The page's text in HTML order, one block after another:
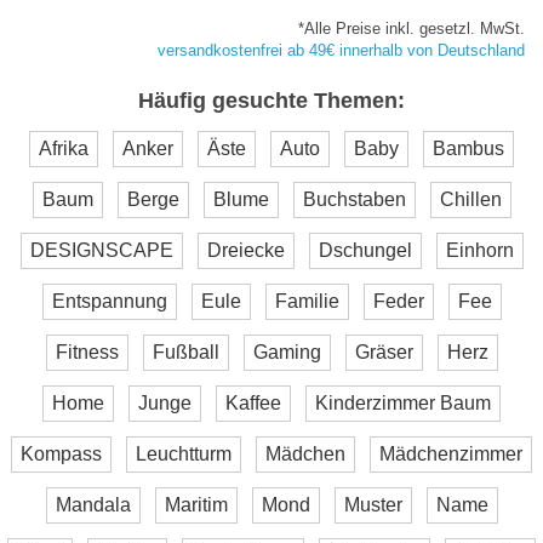
*Alle Preise inkl. gesetzl. MwSt.
versandkostenfrei ab 49€ innerhalb von Deutschland
Häufig gesuchte Themen:
Afrika Anker Äste Auto Baby Bambus
Baum Berge Blume Buchstaben Chillen
DESIGNSCAPE Dreiecke Dschungel Einhorn
Entspannung Eule Familie Feder Fee
Fitness Fußball Gaming Gräser Herz
Home Junge Kaffee Kinderzimmer Baum
Kompass Leuchtturm Mädchen Mädchenzimmer
Mandala Maritim Mond Muster Name